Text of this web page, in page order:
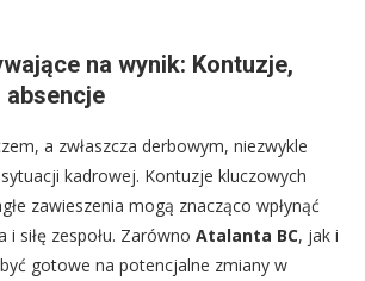
na wynik: Kontuzje,
absencje
a zwłaszcza derbowym, niezwykle
kadrowej. Kontuzje kluczowych
zawieszenia mogą znacząco wpłynąć
siłę zespołu. Zarówno Atalanta BC, jak i
gotowe na potencjalne zmiany w